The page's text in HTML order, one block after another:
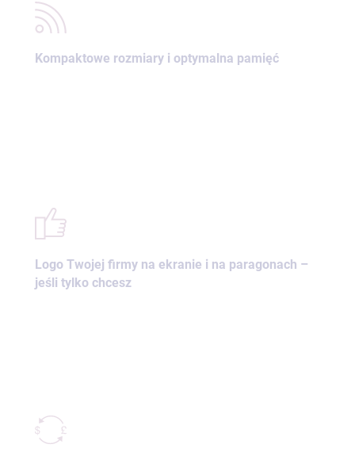
Kompaktowe rozmiary i optymalna pamięć
Logo Twojej firmy na ekranie i na paragonach –
jeśli tylko chcesz